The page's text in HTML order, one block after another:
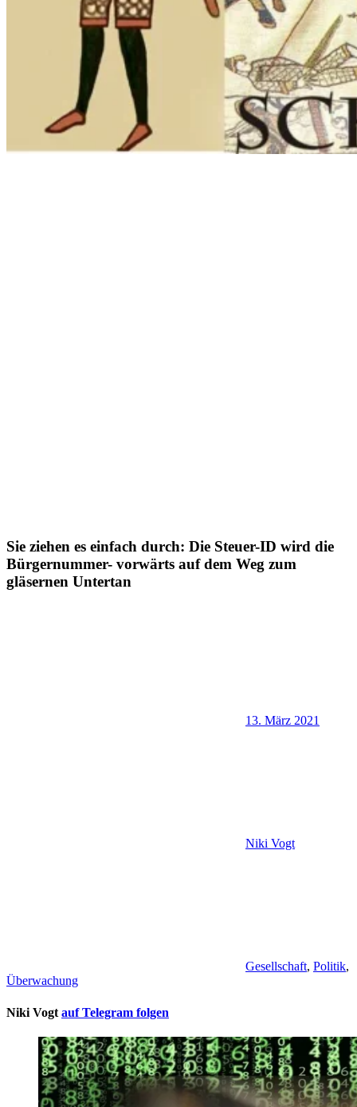
Sie ziehen es einfach durch: Die Steuer-ID wird die
Bürgernummer- vorwärts auf dem Weg zum
gläsernen Untertan
13. März 2021
Niki Vogt
Gesellschaft, Politik,
Überwachung
Niki Vogt auf Telegram folgen